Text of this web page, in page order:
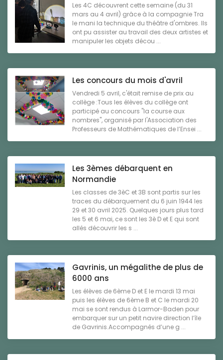
Les 4C découvrent cette semaine (du 31
mars au 4 avril) grâce à la compagnie Tra
le mani la technique du théâtre d'ombres. Ils
ont pu assister au travail des deux artistes et
manipuler les objets décou ...
Les concours du mois d'avril
Vendredi 5 avril, c'était remise de prix au
collège :Tous les élèves du collège ont
participé au concours "la course aux
nombres", organisé par l'Association des
Professeurs de Mathématiques de l’Ensei ...
Les 3èmes débarquent en
Normandie
Les classes de 3èC et 3B sont partis sur les
traces du débarquement du 6 juin 1944 les
29 et 30 avril 2025. Quelques jours plus tard
les 5 et 6 mai, ce sont les 3è D et E qui sont
allés découvrir les s ...
Gavrinis, un mégalithe de plus de
6000 ans
Les élèves de 6ème D et E le mardi 13 mai
puis les élèves de 6ème B et C le mardi 20
mai se sont rendus à Larmor-Baden pour
embarquer sur un petit navire direction l’île
de Gavrinis.Accompagnés d’une g ...